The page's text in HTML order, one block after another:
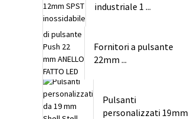
industriale 1 ...
Fornitori a pulsante
22mm ...
Pulsanti
personalizzati 19mm